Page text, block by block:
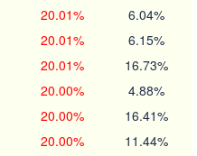
20.01% 6.04%
20.01% 6.15%
20.01% 16.73%
20.00% 4.88%
20.00% 16.41%
20.00% 11.44%